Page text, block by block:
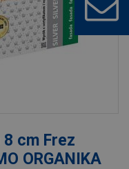
cm Frez
ORGANIKA